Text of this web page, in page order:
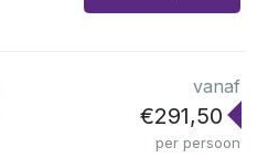
vanaf
€291,50
per persoon